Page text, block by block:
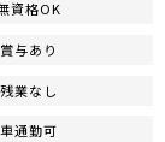
資格OK
賞与あり
残業なし
車通勤可